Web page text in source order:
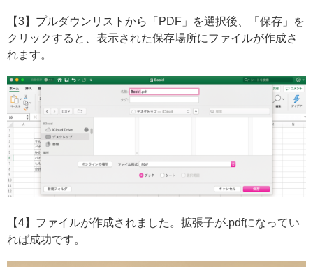
【3】プルダウンリストから「PDF」を選択後、「保存」を
クリックすると、表示された保存場所にファイルが作成さ
れます。
【4】ファイルが作成されました。拡張子が.pdfになってい
れば成功です。